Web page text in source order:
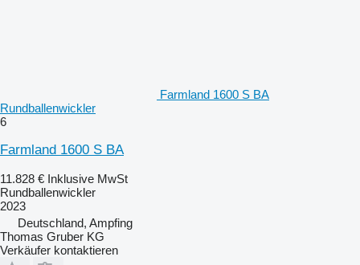
Farmland 1600 S BA
Rundballenwickler
6
Farmland 1600 S BA
11.828 € Inklusive MwSt
Rundballenwickler
2023
Deutschland, Ampfing
Thomas Gruber KG
Verkäufer kontaktieren